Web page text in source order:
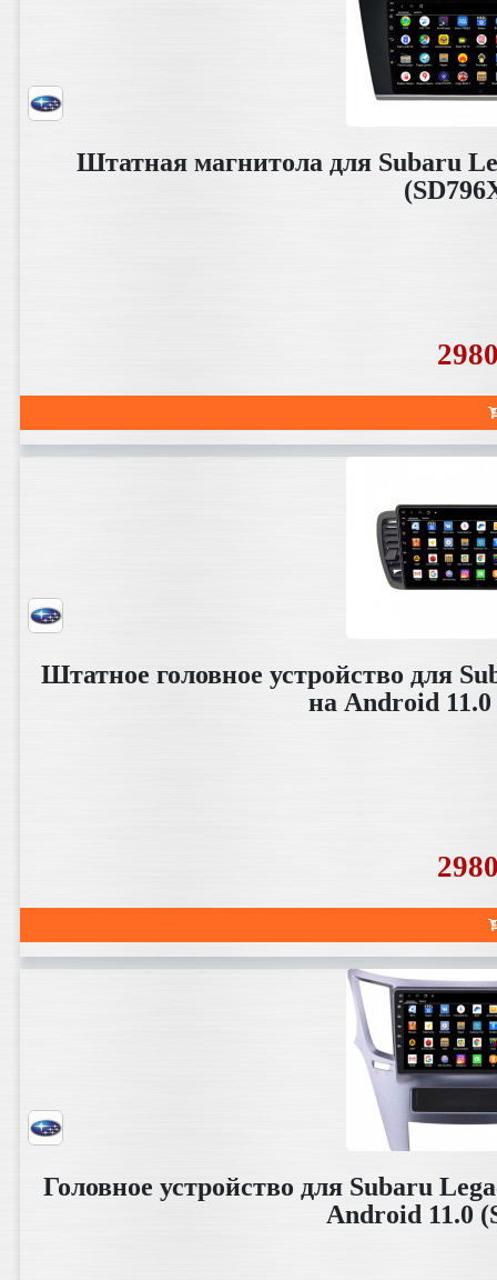
Штатная магнитола для Subaru
Штатное головное устройство для
на Android
Головное устройство для Subaru
Android 11.0